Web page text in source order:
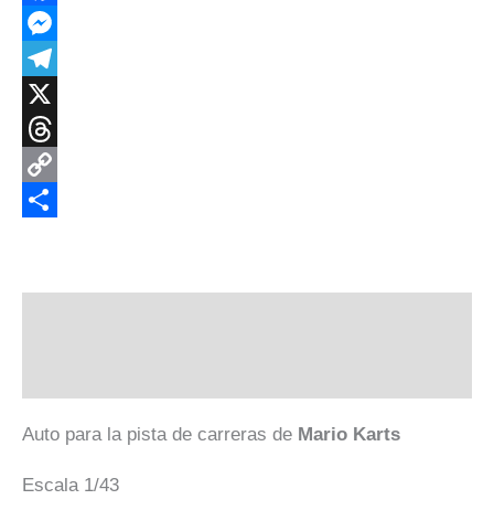
Facebook
Messenger
Telegram
X
Threads
Copy
Auto para la pista de carreras de Mario Karts
Escala 1/43